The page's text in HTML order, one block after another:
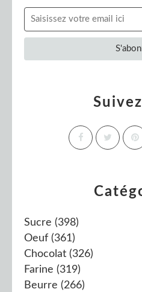
Sucre (398)
Oeuf (361)
Chocolat (326)
Farine (319)
Beurre (266)